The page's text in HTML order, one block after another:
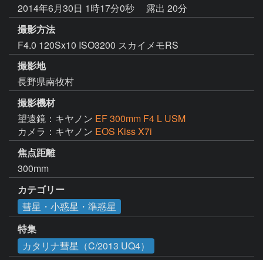
2014年6月30日 1時17分0秒
露出 20分
撮影方法
F4.0 120Sx10 ISO3200 スカイメモRS
撮影地
長野県南牧村
撮影機材
望遠鏡：キヤノン EF 300mm F4 L USM
カメラ：キヤノン EOS Kiss X7i
焦点距離
300mm
カテゴリー
彗星・小惑星・準惑星
特集
カタリナ彗星（C/2013 UQ4）